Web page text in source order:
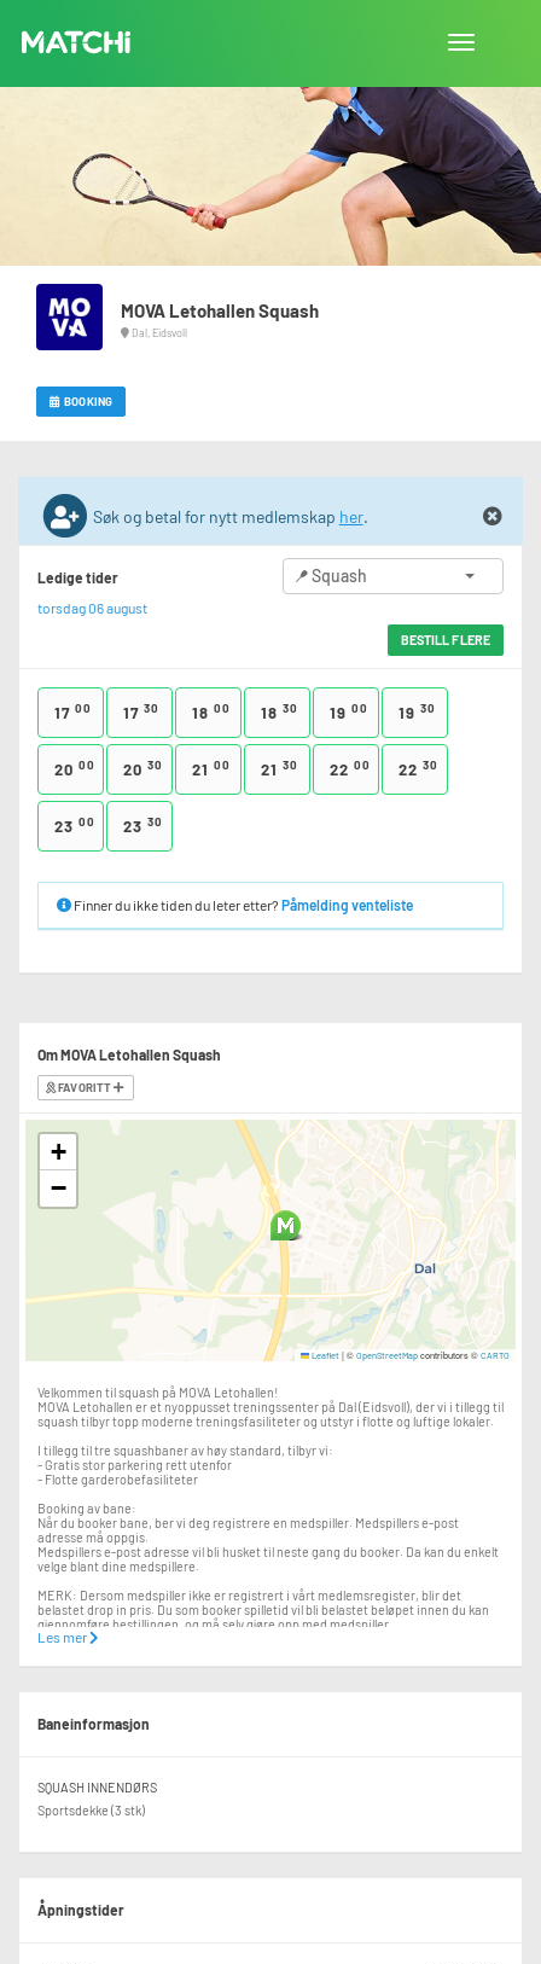
Bytt
MOVA Letohallen Squash
Dal, Eidsvoll
BOOKING
Søk og betal for nytt medlemskap her.
Ledige tider
torsdag 06 august
Squash
BESTILL FLERE
17 00 17 30 18 00 18 30 19 00 19 30
20 00 20 30 21 00 21 30 22 00 22 30
23 00 23 30
Finner du ikke tiden du leter etter? Påmelding venteliste
Om MOVA Letohallen Squash
FAVORITT
+
−
Leaflet |© OpenStreetMap contributors © CARTO
Velkommen til squash på MOVA Letohallen!
MOVA Letohallen er et nyoppusset treningssenter på Dal (Eidsvoll), der vi i tillegg til
squash tilbyr topp moderne treningsfasiliteter og utstyr i flotte og luftige lokaler.
I tillegg til tre squashbaner av høy standard, tilbyr vi:
- Gratis stor parkering rett utenfor
- Flotte garderobefasiliteter
Booking av bane:
Når du booker bane, ber vi deg registrere en medspiller. Medspillers e-post
adresse må oppgis.
Medspillers e-post adresse vil bli husket til neste gang du booker. Da kan du enkelt
velge blant dine medspillere.
MERK: Dersom medspiller ikke er registrert i vårt medlemsregister, blir det
belastet drop in pris. Du som booker spilletid vil bli belastet beløpet innen du kan
gjennomføre bestillingen, og må selv gjøre opp med medspiller.
Velkommen til oss!
Les mer
Baneinformasjon
SQUASH INNENDØRS
Sportsdekke (3 stk)
Åpningstider